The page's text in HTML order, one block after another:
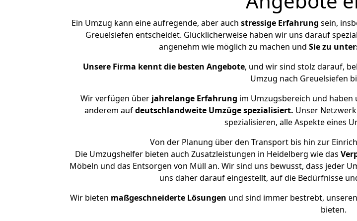
Ein Umzug kann eine aufregende, aber auch stressige Erfahrung sein,
Greuelsiefen entscheidet. Glücklicherweise haben wir uns darauf
angenehm wie möglich zu machen und Sie zu
Unsere Firma kennt die besten Angebote, und wir sind stolz darauf,
Umzug nach Greuelsiefen
Wir verfügen über jahrelange Erfahrung im Umzugsbereich und
anderem aufdeutschlandweite Umzüge spezialisiert. Unser
spezialisieren, alle Aspekte eines
Von der Planung über den Transport bis hin zur
Die Umzugshelfer bieten auch Zusatzleistungen in Heidelberg wie das
Möbeln und das Entsorgen von Müll an. Wir sind uns bewusst, dass jeder
uns daher darauf eingestellt, auf die Bedürfnisse
Wir bieten maßgeschneiderte Lösungen und sind immer bestrebt,
bieten.